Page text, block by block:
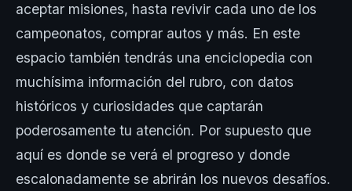
aceptar misiones, hasta revivir cada uno de los
campeonatos, comprar autos y más. En este
espacio también tendrás una enciclopedia con
muchísima información del rubro, con datos
históricos y curiosidades que captarán
poderosamente tu atención. Por supuesto que
aquí es donde se verá el progreso y donde
escalonadamente se abrirán los nuevos desafíos.